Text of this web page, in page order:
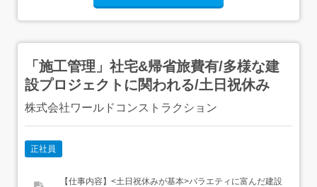
「施工管理」社宅&帰省旅費有/多様な建
設プロジェクトに関われる/土日祝休み
株式会社ワールドコンストラクション
正社員
【仕事内容】<土日祝休みが基本>バラエティに富んだ建設